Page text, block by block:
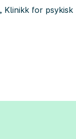
Klinikk for psykisk